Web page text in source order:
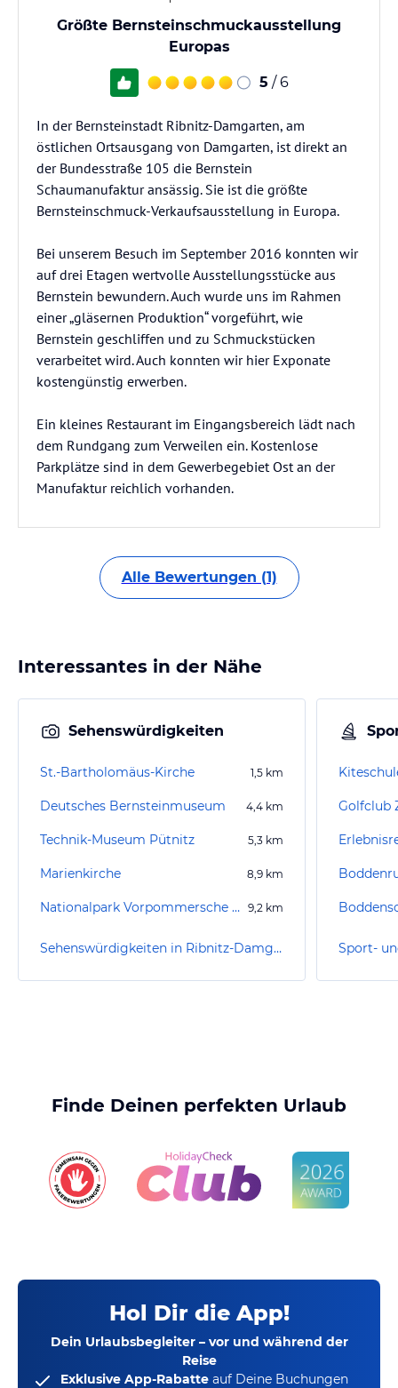
Größte Bernsteinschmuckausstellung
Europas
5 / 6
In der Bernsteinstadt Ribnitz-Damgarten, am
östlichen Ortsausgang von Damgarten, ist direkt an
der Bundesstraße 105 die Bernstein
Schaumanufaktur ansässig. Sie ist die größte
Bernsteinschmuck-Verkaufsausstellung in Europa.
Bei unserem Besuch im September 2016 konnten wir
auf drei Etagen wertvolle Ausstellungsstücke aus
Bernstein bewundern. Auch wurde uns im Rahmen
einer „gläsernen Produktion“ vorgeführt, wie
Bernstein geschliffen und zu Schmuckstücken
verarbeitet wird. Auch konnten wir hier Exponate
kostengünstig erwerben.
Ein kleines Restaurant im Eingangsbereich lädt nach
dem Rundgang zum Verweilen ein. Kostenlose
Parkplätze sind in dem Gewerbegebiet Ost an der
Manufaktur reichlich vorhanden.
Alle Bewertungen (1)
Interessantes in der Nähe
Sehenswürdigkeiten
St.-Bartholomäus-Kirche 1,5 km
Deutsches Bernsteinmuseum 4,4 km
Technik-Museum Pütnitz 5,3 km
Marienkirche 8,9 km
Nationalpark Vorpommersche Boddenlandschaft 9,2 km
Sehenswürdigkeiten in Ribnitz-Damgarten
Golfclub
Finde Deinen perfekten Urlaub
Hol Dir die App!
Dein Urlaubsbegleiter – vor und während der
Reise
Exklusive App-Rabatte auf Deine Buchungen